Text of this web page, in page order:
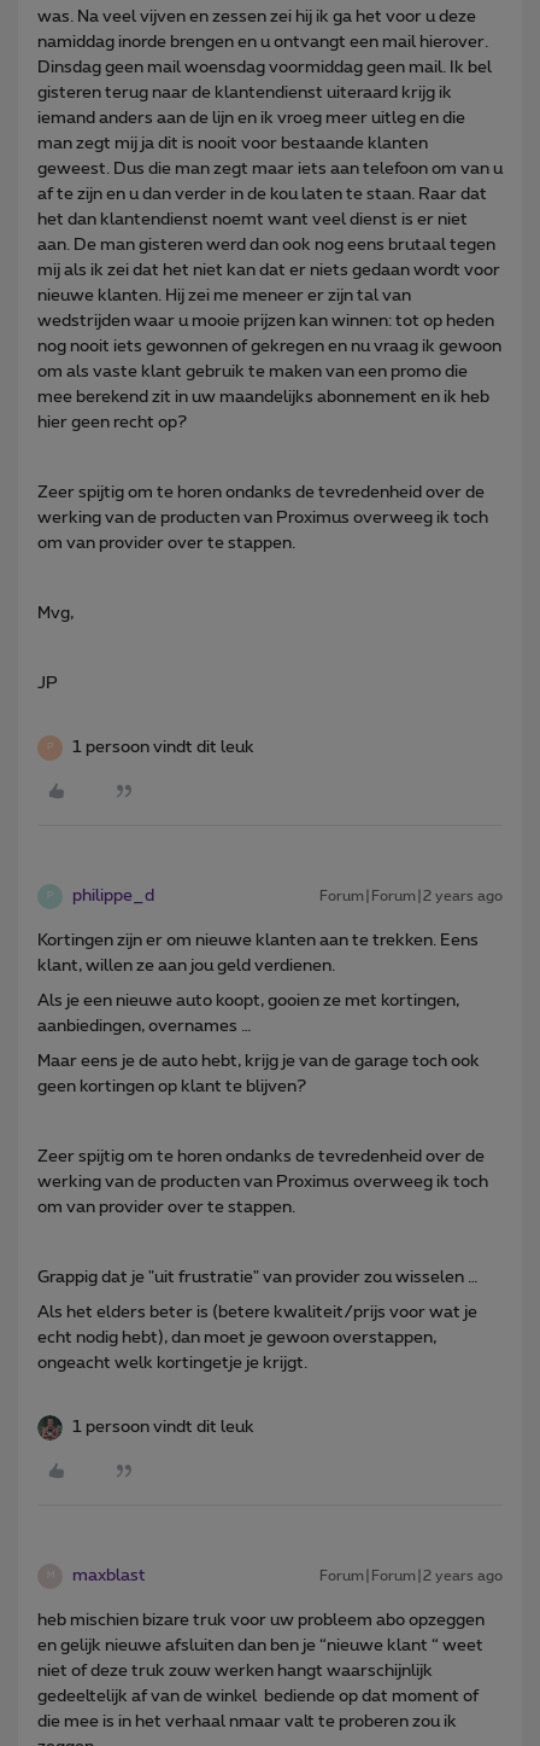
was. Na veel vijven en zessen zei hij ik ga het voor u deze
namiddag inorde brengen en u ontvangt een mail hierover.
Dinsdag geen mail woensdag voormiddag geen mail. Ik bel
gisteren terug naar de klantendienst uiteraard krijg ik
iemand anders aan de lijn en ik vroeg meer uitleg en die
man zegt mij ja dit is nooit voor bestaande klanten
geweest. Dus die man zegt maar iets aan telefoon om van u
af te zijn en u dan verder in de kou laten te staan. Raar dat
het dan klantendienst noemt want veel dienst is er niet
aan. De man gisteren werd dan ook nog eens brutaal tegen
mij als ik zei dat het niet kan dat er niets gedaan wordt voor
nieuwe klanten. Hij zei me meneer er zijn tal van
wedstrijden waar u mooie prijzen kan winnen: tot op heden
nog nooit iets gewonnen of gekregen en nu vraag ik gewoon
om als vaste klant gebruik te maken van een promo die
mee berekend zit in uw maandelijks abonnement en ik heb
hier geen recht op?
Zeer spijtig om te horen ondanks de tevredenheid over de
werking van de producten van Proximus overweeg ik toch
om van provider over te stappen.
Mvg,
JP
P 1 persoon vindt dit leuk
P philippe_d Forum|Forum|2 years ago
Kortingen zijn er om nieuwe klanten aan te trekken. Eens
klant, willen ze aan jou geld verdienen.
Als je een nieuwe auto koopt, gooien ze met kortingen,
aanbiedingen, overnames …
Maar eens je de auto hebt, krijg je van de garage toch ook
geen kortingen op klant te blijven?
Zeer spijtig om te horen ondanks de tevredenheid over de
werking van de producten van Proximus overweeg ik toch
om van provider over te stappen.
Grappig dat je "uit frustratie" van provider zou wisselen …
Als het elders beter is (betere kwaliteit/prijs voor wat je
echt nodig hebt), dan moet je gewoon overstappen,
ongeacht welk kortingetje je krijgt.
1 persoon vindt dit leuk
maxblast Forum|Forum|2 years ago
heb mischien bizare truk voor uw probleem abo opzeggen
en gelijk nieuwe afsluiten dan ben je “nieuwe klant “ weet
niet of deze truk zouw werken hangt waarschijnlijk
gedeeltelijk af van de winkel bediende op dat moment of
die mee is in het verhaal nmaar valt te proberen zou ik